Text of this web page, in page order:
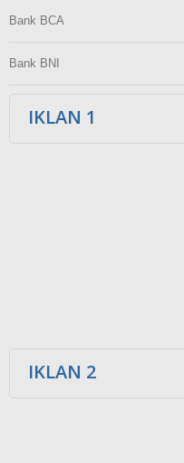
Bank BCA
Bank BNI
IKLAN 1
IKLAN 2